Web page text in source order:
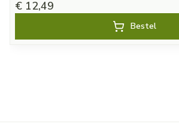
€ 12,49
Bestel